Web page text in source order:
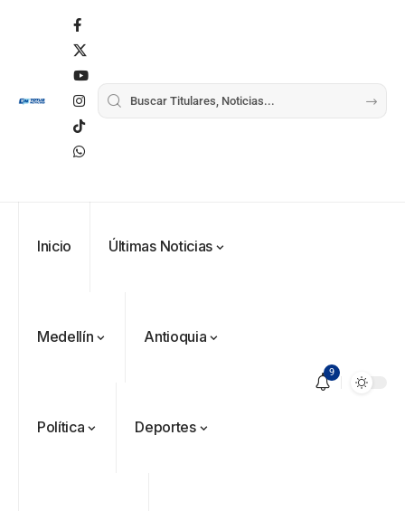
Inicio Últimas Noticias
Medellín Antioquia
Política Deportes
9